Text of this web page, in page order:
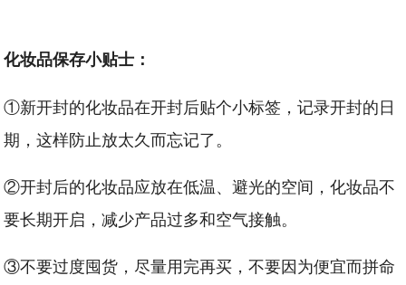
化妆品保存小贴士：
①新开封的化妆品在开封后贴个小标签，记录开封的日
期，这样防止放太久而忘记了。
②开封后的化妆品应放在低温、避光的空间，化妆品不
要长期开启，减少产品过多和空气接触。
③不要过度囤货，尽量用完再买，不要因为便宜而拼命